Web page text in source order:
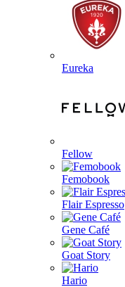
Eureka
Fellow
Femobook
Flair Espresso
Gene Café
Goat Story
Hario